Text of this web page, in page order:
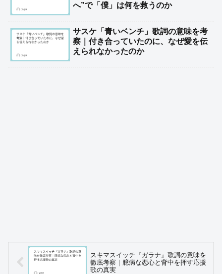
へ”で「僕」は何を救うのか
サスケ「青いベンチ」歌詞の意味を考
察｜付き合っていたのに、なぜ愛を伝
えられなかったのか
スキマスイッチ『ガラナ』歌詞の意味を
徹底考察｜臆病な恋心と背中を押す応援
歌の真実